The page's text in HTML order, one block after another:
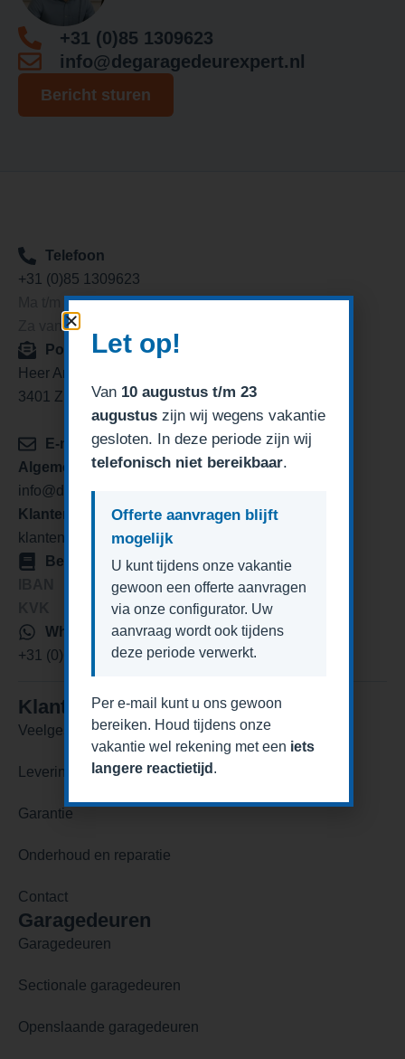
+31 (0)85 1309623
info@degaragedeurexpert.nl
Bericht sturen
Telefoon
+31 (0)85 1309623
Ma t/m vr van 9:00 tot 19:00
Za van 9:00 tot 15:00
Postadres
Heer Arendstraat 11
3401 ZP IJsselstein
E-mail
Algemeen/verkoop
info@degaragedeurexpert.nl
Klantenservice
klantenservice@degaragedeurexpert.nl
Bedrijfsgegevens
NL84KNAB0259813281
76488977
Whatsapp
+31 (0)6 42384442
Klantenservice
Veelgestelde vragen
Levering en levertijden
Garantie
Onderhoud en reparatie
Contact
Garagedeuren
Garagedeuren
Sectionale garagedeuren
Openslaande garagedeuren
Let op!
Van 10 augustus t/m 23
augustus zijn wij wegens vakantie
gesloten. In deze periode zijn wij
telefonisch niet bereikbaar.
Offerte aanvragen blijft
mogelijk
U kunt tijdens onze vakantie
gewoon een offerte aanvragen
via onze configurator. Uw
aanvraag wordt ook tijdens
deze periode verwerkt.
Per e-mail kunt u ons gewoon
bereiken. Houd tijdens onze
vakantie wel rekening met een iets
langere reactietijd .